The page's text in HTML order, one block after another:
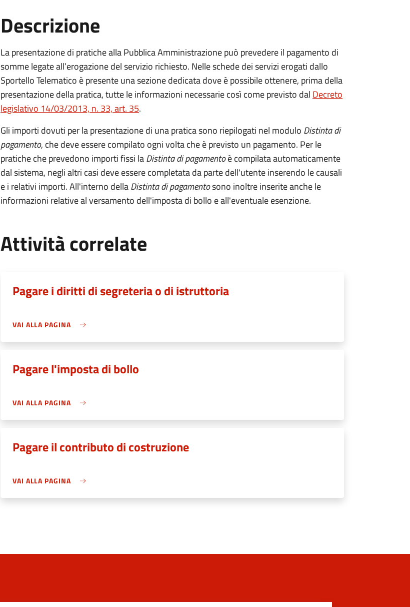
Descrizione
La presentazione di pratiche alla Pubblica Amministrazione può prevedere il pagamento di
somme legate all’erogazione del servizio richiesto. Nelle schede dei servizi erogati dallo
Sportello Telematico è presente una sezione dedicata dove è possibile ottenere, prima della
presentazione della pratica, tutte le informazioni necessarie così come previsto dal Decreto
legislativo 14/03/2013, n. 33, art. 35.
Gli importi dovuti per la presentazione di una pratica sono riepilogati nel modulo Distinta di
pagamento, che deve essere compilato ogni volta che è previsto un pagamento. Per le
pratiche che prevedono importi fissi laDistinta di pagamentoè compilata automaticamente
dal sistema, negli altri casi deve essere completata da parte dell'utente inserendo le causali
e i relativi importi.All'interno dellaDistinta di pagamentosono inoltre inserite anche le
informazioni relative al versamento dell'imposta di bollo e all'eventuale esenzione.
Attività correlate
Pagare i diritti di segreteria o di istruttoria
VAI ALLA PAGINA
Pagare l'imposta di bollo
VAI ALLA PAGINA
Pagare il contributo di costruzione
VAI ALLA PAGINA